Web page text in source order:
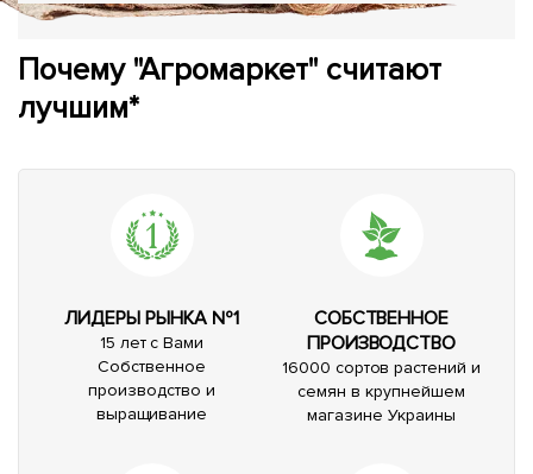
Почему "Агромаркет" считают
лучшим*
ЛИДЕРЫ РЫНКА №1
15 лет с Вами
Собственное
производство и
выращивание
СОБСТВЕННОЕ
ПРОИЗВОДСТВО
16000 сортов растений и
семян в крупнейшем
магазине Украины